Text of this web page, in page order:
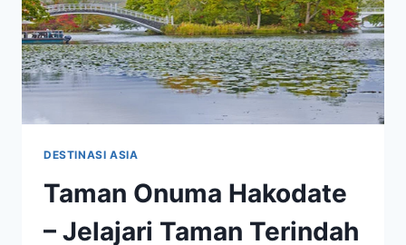
INI
DESTINASI ASIA
Taman Onuma Hakodate
– Jelajari Taman Terindah